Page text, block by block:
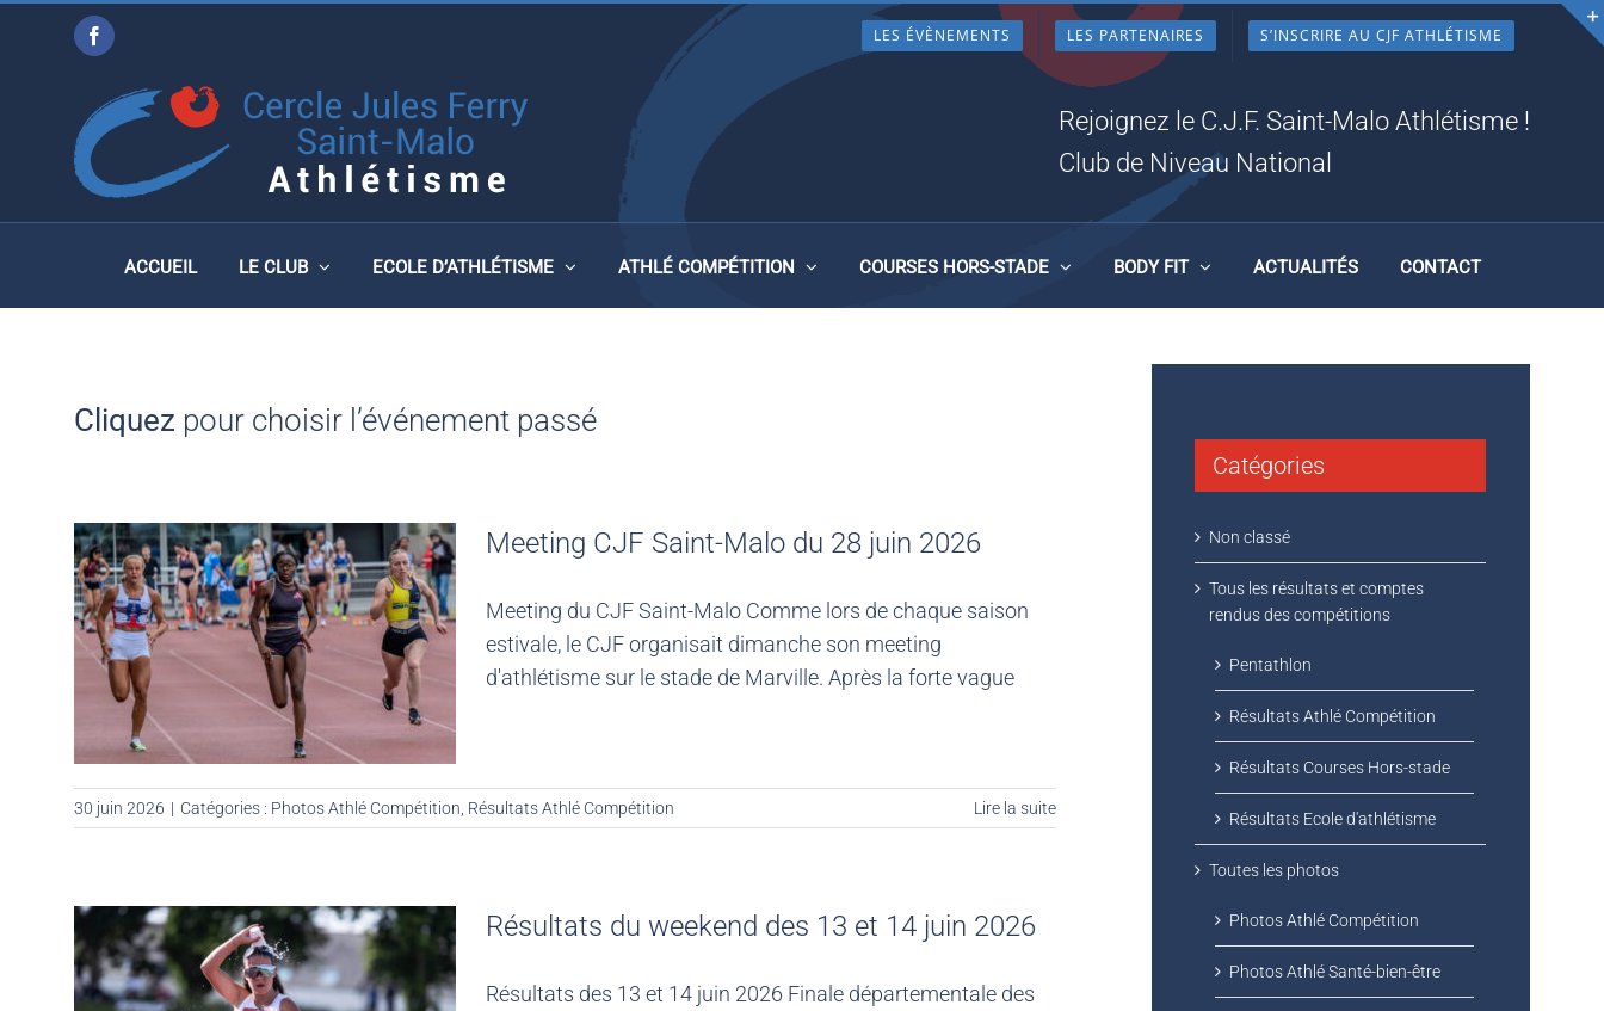
Facebook LES ÉVÈNEMENTS LES PARTENAIRES S’INSCRIRE AU CJF ATHLÉTISME
Rejoignez le C.J.F. Saint-Malo Athlétisme !
Club de Niveau National
ACCUEIL LE CLUB ECOLE D’ATHLÉTISME ATHLÉ COMPÉTITION COURSES HORS-STADE BODY FIT ACTUALITÉS CONTACT
TOUTES LES PHOTOS
Cliquez pour choisir l’événement passé
Meeting CJF Saint-Malo du 28 juin 2026
Meeting du CJF Saint-Malo Comme lors de chaque saison
estivale, le CJF organisait dimanche son meeting
d'athlétisme sur le stade de Marville. Après la forte vague
30 juin 2026 | Catégories : Photos Athlé Compétition Résultats Athlé Compétition Lire la suite
Résultats du weekend des 13 et 14 juin 2026
Résultats des 13 et 14 juin 2026 Finale départementale des
Catégories
Non classé
Tous les résultats et comptes
rendus des compétitions
Pentathlon
Résultats Athlé Compétition
Résultats Courses Hors-stade
Résultats Ecole d'athlétisme
Toutes les photos
Photos Athlé Compétition
Photos Athlé Santé-bien-être